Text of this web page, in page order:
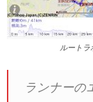
ルートラ
ランナーの